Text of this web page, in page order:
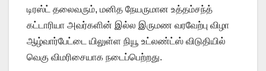
டிரஸ்ட் தலைவரும், மனித நேயருமான உத்தம்சந்த்
கட்டாரியா அவர்களின் இல்ல இருமண வரவேற்பு விழா
ஆழ்வார்பேட்டை யிலுள்ள நியூ உட்லண்ட்ஸ் விடுதியில்
வெகு விமரிசையாக நடைப்பெற்றது.